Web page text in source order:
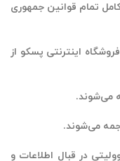
تمام قوانین جمهوری
اینترنتی پسکو از
در قبال اطلاعات و